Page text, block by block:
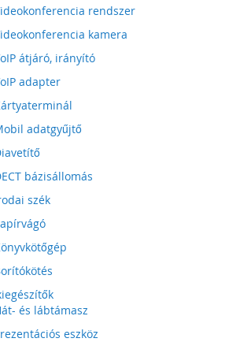
rendszer
kamera
átjáró, irányító
adapter
adatgyűjtő
bázisállomás
szék
és lábtámasz
eszköz